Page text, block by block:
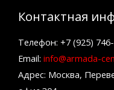
Контактная
Телефон: +7 (925)
Email: info@armada-
Адрес: Москва,